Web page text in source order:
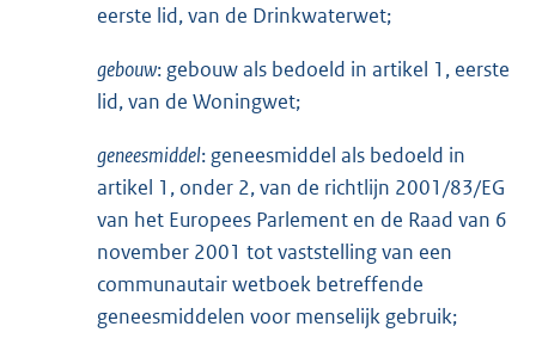
eerste lid, van de Drinkwaterwet;
gebouw: gebouw als bedoeld in artikel 1, eerste
lid, van de Woningwet;
geneesmiddel: geneesmiddel als bedoeld in
artikel 1, onder 2, van de richtlijn 2001/83/EG
van het Europees Parlement en de Raad van 6
november 2001 tot vaststelling van een
communautair wetboek betreffende
geneesmiddelen voor menselijk gebruik;